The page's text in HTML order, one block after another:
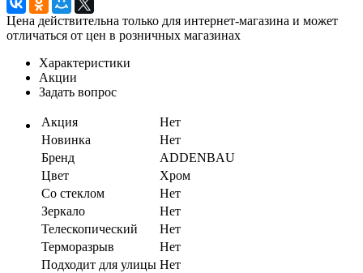
Цена действительна только для интернет-магазина и может
отличаться от цен в розничных магазинах
Характеристики
Акции
Задать вопрос
Акция
Нет
Новинка
Нет
Бренд
ADDENBAU
Цвет
Хром
Со стеклом
Нет
Зеркало
Нет
Телескопический
Нет
Терморазрыв
Нет
Подходит для улицы Нет